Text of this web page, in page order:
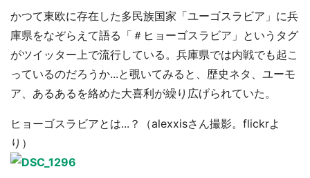
かつて東欧に存在した多民族国家「ユーゴスラビア」に兵
庫県をなぞらえて語る「＃ヒョーゴスラビア」というタグ
がツイッター上で流行している。兵庫県では内戦でも起こ
っているのだろうか...と覗いてみると、歴史ネタ、ユーモ
ア、あるあるを絡めた大喜利が繰り広げられていた。
ヒョーゴスラビアとは...？（alexxisさん撮影。flickrよ
り）